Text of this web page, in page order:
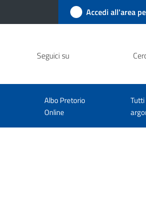
Accedi all'area
Seguici su
Albo Pretorio
Online
Tutti